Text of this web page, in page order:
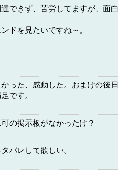
できず、苦労してますが、面
ドを見たいですね～。
った、感動した。おまけの後
です。
の掲示板がなかったけ？
バレして欲しい。